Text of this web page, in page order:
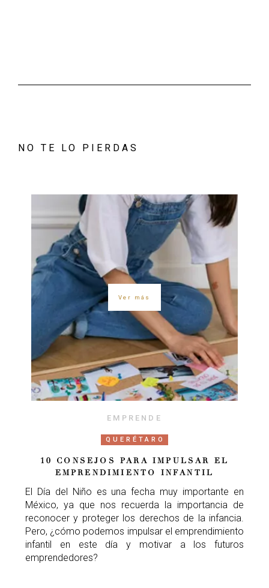
NO TE LO PIERDAS
Ver más
EMPRENDE
QUERÉTARO
10 CONSEJOS PARA IMPULSAR EL
EMPRENDIMIENTO INFANTIL
El Día del Niño es una fecha muy importante en
México, ya que nos recuerda la importancia de
reconocer y proteger los derechos de la infancia.
Pero, ¿cómo podemos impulsar el emprendimiento
infantil en este día y motivar a los futuros
emprendedores?